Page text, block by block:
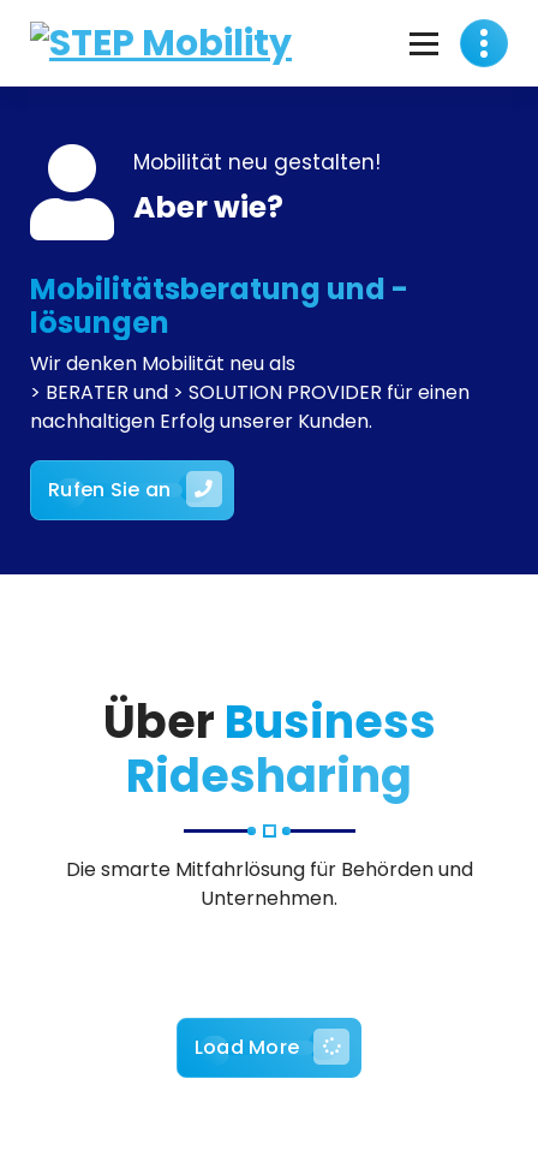
content
Mobilität neu gestalten!
Aber wie?
Mobilitätsberatung und -
lösungen
Wir denken Mobilität neu als
> BERATER und > SOLUTION PROVIDER für einen
nachhaltigen Erfolg unserer Kunden.
Rufen Sie an
Über Business
Ridesharing
Die smarte Mitfahrlösung für Behörden und
Unternehmen.
Load More